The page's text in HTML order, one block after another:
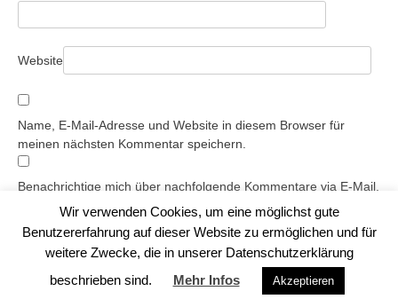
Website
Name, E-Mail-Adresse und Website in diesem Browser für
meinen nächsten Kommentar speichern.
Benachrichtige mich über nachfolgende Kommentare via E-Mail.
Benachrichtige mich über neue Beiträge via E-Mail.
Wir verwenden Cookies, um eine möglichst gute
Benutzererfahrung auf dieser Website zu ermöglichen und für
weitere Zwecke, die in unserer Datenschutzerklärung
beschrieben sind.
Mehr Infos Akzeptieren